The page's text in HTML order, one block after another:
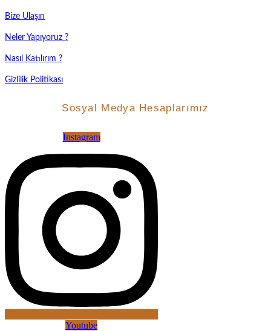
Bize Ulaşın
Neler Yapıyoruz ?
Nasıl Katılırım ?
Gizlilik Politikası
Sosyal Medya Hesaplarımız
Instagram
Youtube